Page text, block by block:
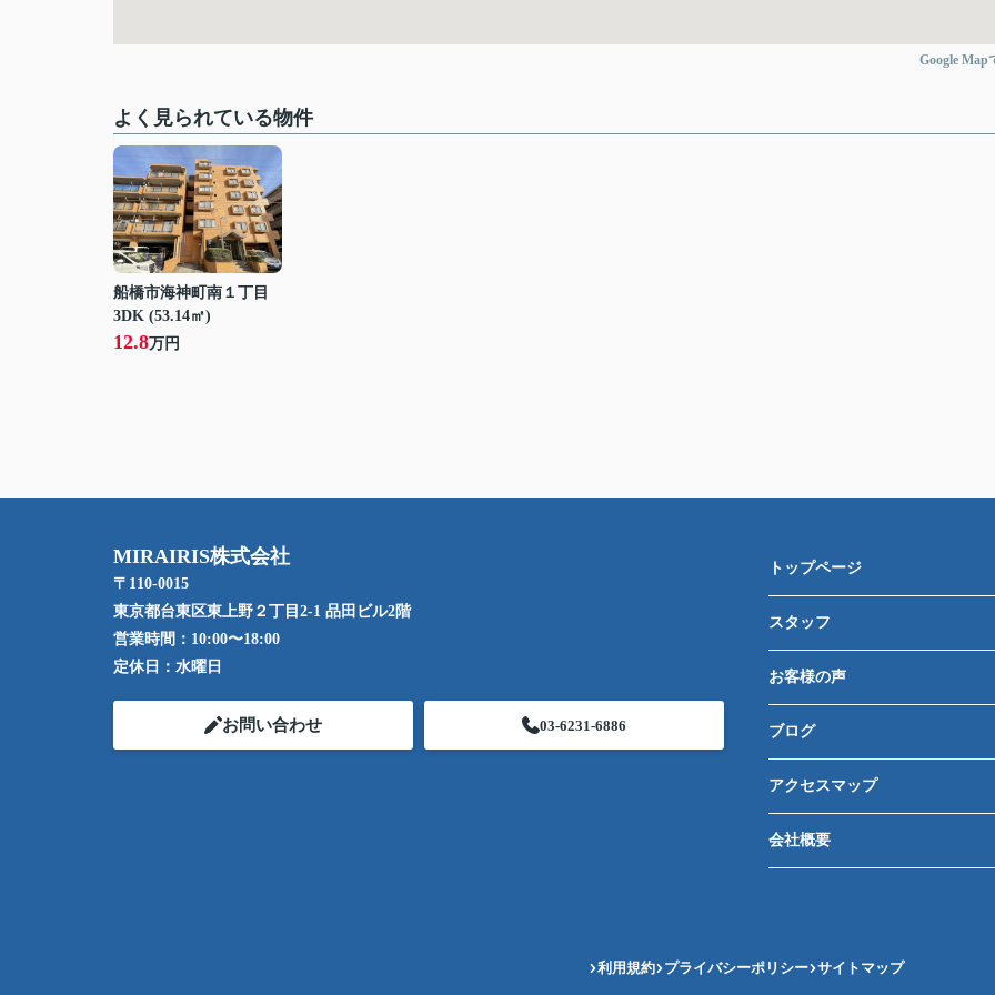
Google Map
よく見られている物件
船橋市海神町南１丁目
3DK (53.14㎡)
12.8万円
MIRAIRIS株式会社
〒110-0015
東京都台東区東上野２丁目2-1 品田ビル2階
営業時間： 10:00〜18:00
定休日： 水曜日
お問い合わせ 03-6231-6886
トップページ
スタッフ
お客様の声
ブログ
アクセスマップ
会社概要
利用規約 プライバシーポリシー サイトマップ